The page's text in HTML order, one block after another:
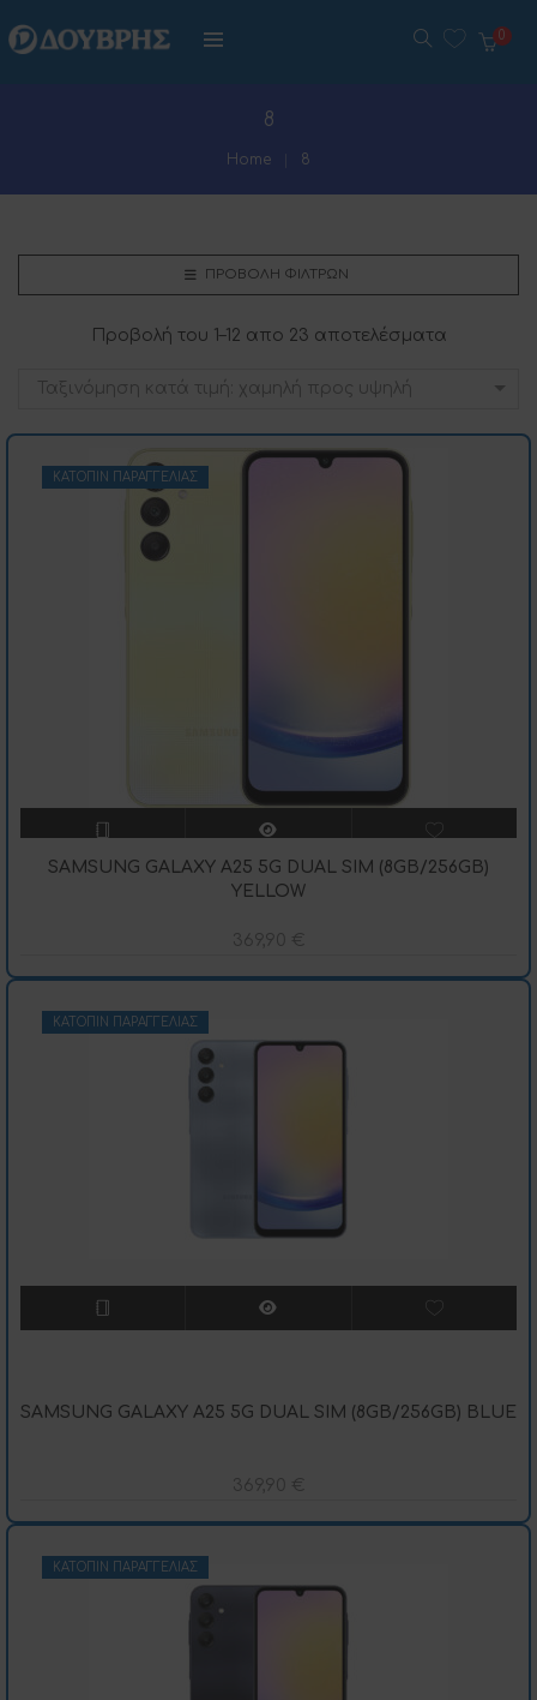
8
Home 8
ΠΡΟΒΟΛΉ ΦΊΛΤΡΩΝ
Προβολή του 1–12 απο 23 αποτελέσματα
Ταξινόμηση κατά τιμή: χαμηλή προς υψηλή
ΚΑΤΌΠΙΝ ΠΑΡΑΓΓΕΛΊΑΣ
SAMSUNG GALAXY A25 5G DUAL SIM (8GB/256GB)
YELLOW
369,90 €
ΚΑΤΌΠΙΝ ΠΑΡΑΓΓΕΛΊΑΣ
SAMSUNG GALAXY A25 5G DUAL SIM (8GB/256GB) BLUE
369,90 €
ΚΑΤΌΠΙΝ ΠΑΡΑΓΓΕΛΊΑΣ